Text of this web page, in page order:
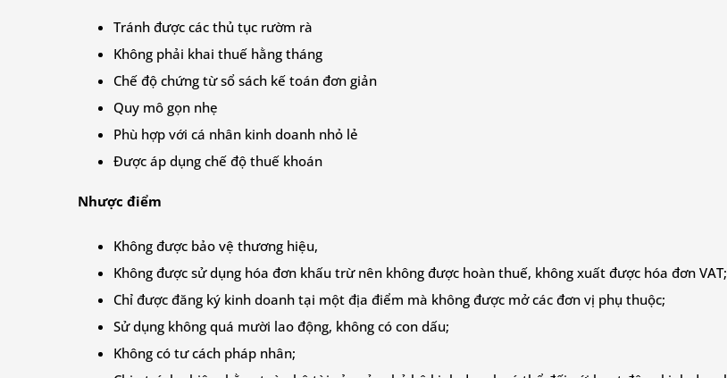
Tránh được các thủ tục rườm rà
Không phải khai thuế hằng tháng
Chế độ chứng từ sổ sách kế toán đơn giản
Quy mô gọn nhẹ
Phù hợp với cá nhân kinh doanh nhỏ lẻ
Được áp dụng chế độ thuế khoán
Nhược điểm
Không được bảo vệ thương hiệu,
Không được sử dụng hóa đơn khấu trừ nên không được hoàn thuế, không xuất được hóa đơn VAT;
Chỉ được đăng ký kinh doanh tại một địa điểm mà không được mở các đơn vị phụ thuộc;
Sử dụng không quá mười lao động, không có con dấu;
Không có tư cách pháp nhân;